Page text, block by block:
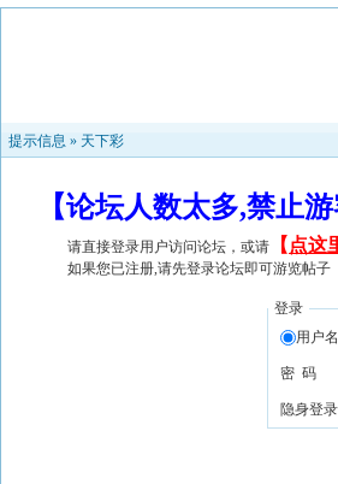
提示信息 » 天下彩
【论坛人数太多,禁止
请直接登录用户访问论坛，或请 【 点这
如果您已注册,请先登录论坛即可游览帖子
登录
用户名
密 码
隐身登录